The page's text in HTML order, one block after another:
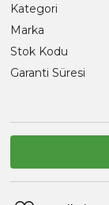
Kategori
Marka
Stok Kodu
Garanti Süresi